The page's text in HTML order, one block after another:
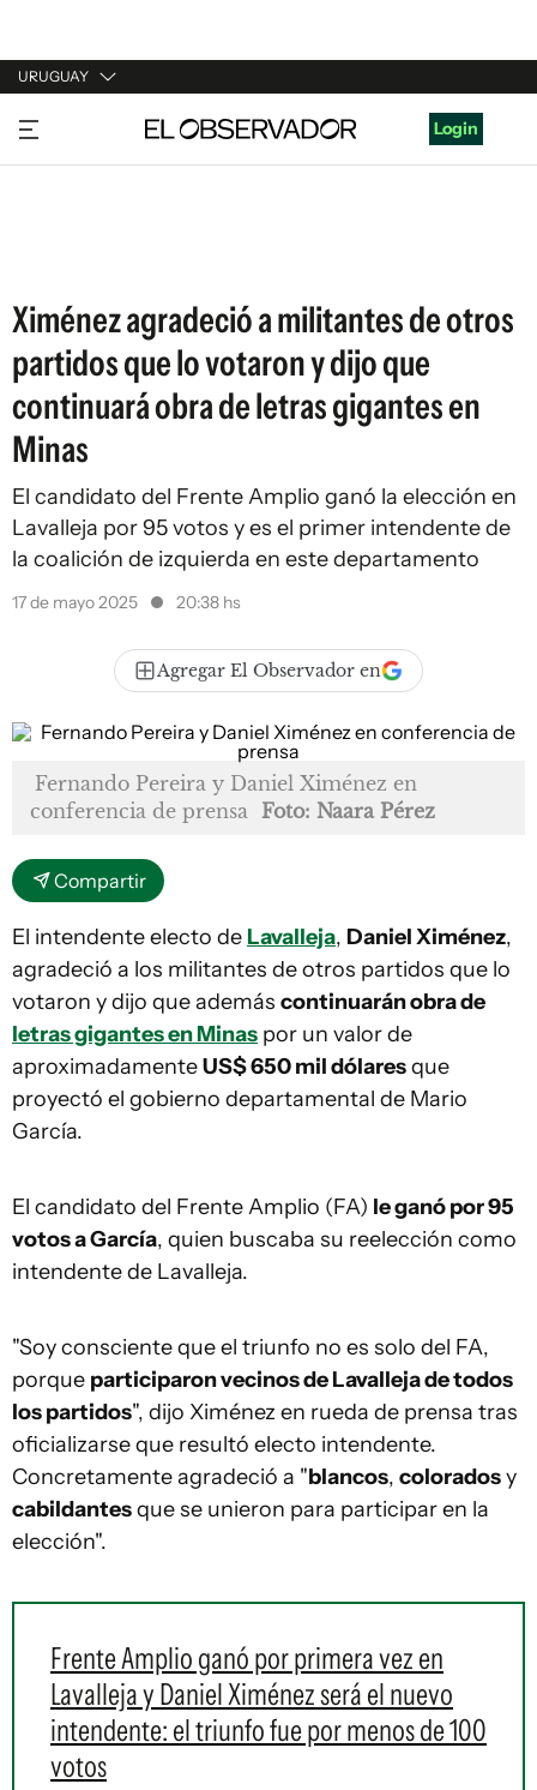
URUGUAY
URUGUAY
ARGENTINA
Login
Ximénez agradeció a militantes de otros
partidos que lo votaron y dijo que
continuará obra de letras gigantes en
Minas
El candidato del Frente Amplio ganó la elección en
Lavalleja por 95 votos y es el primer intendente de
la coalición de izquierda en este departamento
17 de mayo 2025 20:38 hs
Agregar El Observador en
Fernando Pereira y Daniel Ximénez en
conferencia de prensa Foto: Naara Pérez
Compartir
El intendente electo deLavalleja, Daniel Ximénez,
agradeció a los militantes de otros partidos que lo
votaron y dijo que además continuarán obra de
letras gigantes en Minas por un valor de
aproximadamenteUS$ 650 mil dólaresque
proyectó el gobierno departamental de Mario
García.
El candidato del Frente Amplio (FA) le ganó por 95
votos a García, quien buscaba su reelección como
intendente de Lavalleja.
"Soy consciente que el triunfo no es solo del FA,
porque participaron vecinos de Lavalleja de todos
los partidos", dijo Ximénez en rueda de prensa tras
oficializarse que resultó electo intendente.
Concretamente agradeció a "blancos, coloradosy
cabildantesque se unieron para participar en la
elección".
Frente Amplio ganó por primera vez en
Lavalleja y Daniel Ximénez será el nuevo
intendente: el triunfo fue por menos de 100
votos